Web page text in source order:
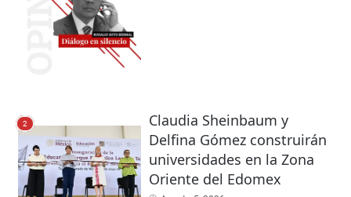
2
Claudia Sheinbaum y
Delfina Gómez construirán
universidades en la Zona
Oriente del Edomex